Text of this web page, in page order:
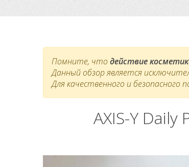
Помните, чтодействие
Данный обзор является
Для качественного и безопасного
AXIS-Y